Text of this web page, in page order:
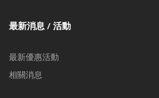
最新消息 / 活動
最新優惠活動
相關消息